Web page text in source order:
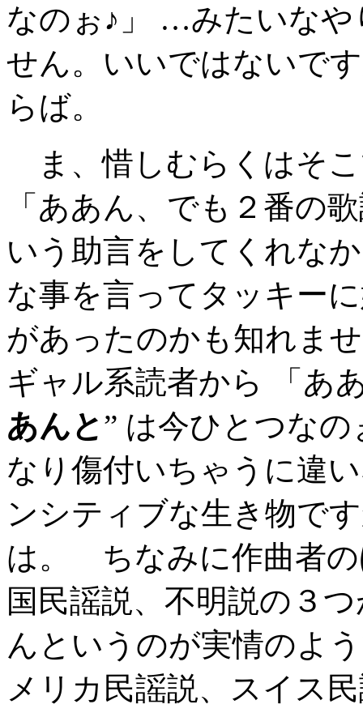
なのぉ♪」 …みたいなや
せん。いいではないで
らば。
ま、惜しむらくはそ
「ああん、でも２番の
いう助言をしてくれな
な事を言ってタッキー
があったのかも知れま
ギャル系読者から 「あ
あんと” は今ひとつな
なり傷付いちゃうに違
ンシティブな生き物で
は。 ちなみに作曲者の
国民謡説、不明説の３
んというのが実情のよ
メリカ民謡説、スイス